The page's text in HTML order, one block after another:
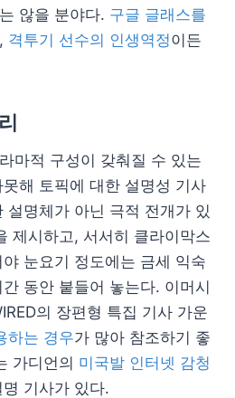
않을 분야다. 구글 글래스를
격투기 선수의 인생역정이든
마적 구성이 갖춰질 수 있는
해 토픽에 대한 설명성 기사
설명체가 아닌 극적 전개가 있
제시하고, 서서히 클라이막스
눈요기 정도에는 금세 익숙
동안 붙들어 놓는다. 이머시
의 장편형 특집 기사 가운
하는 경우가 많아 참조하기 좋
가디언의 미국발 인터넷 감청
기사가 있다.